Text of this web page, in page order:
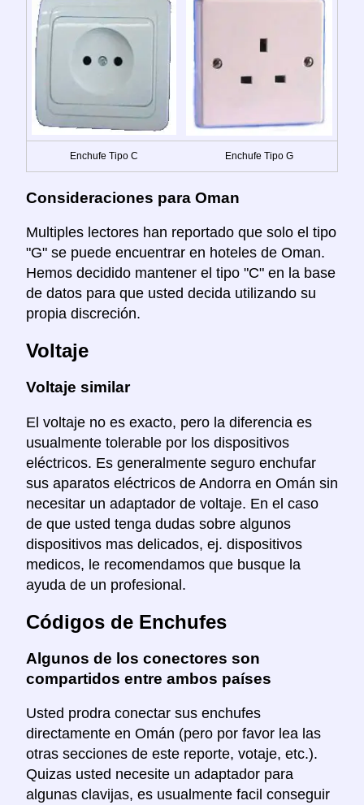
Enchufe Tipo C Enchufe Tipo G
Consideraciones para Oman
Multiples lectores han reportado que solo el tipo
"G" se puede encuentrar en hoteles de Oman.
Hemos decidido mantener el tipo "C" en la base
de datos para que usted decida utilizando su
propia discreción.
Voltaje
Voltaje similar
El voltaje no es exacto, pero la diferencia es
usualmente tolerable por los dispositivos
eléctricos. Es generalmente seguro enchufar
sus aparatos eléctricos de Andorra en Omán sin
necesitar un adaptador de voltaje. En el caso
de que usted tenga dudas sobre algunos
dispositivos mas delicados, ej. dispositivos
medicos, le recomendamos que busque la
ayuda de un profesional.
Códigos de Enchufes
Algunos de los conectores son
compartidos entre ambos países
Usted prodra conectar sus enchufes
directamente en Omán (pero por favor lea las
otras secciones de este reporte, votaje, etc.).
Quizas usted necesite un adaptador para
algunas clavijas, es usualmente facil conseguir